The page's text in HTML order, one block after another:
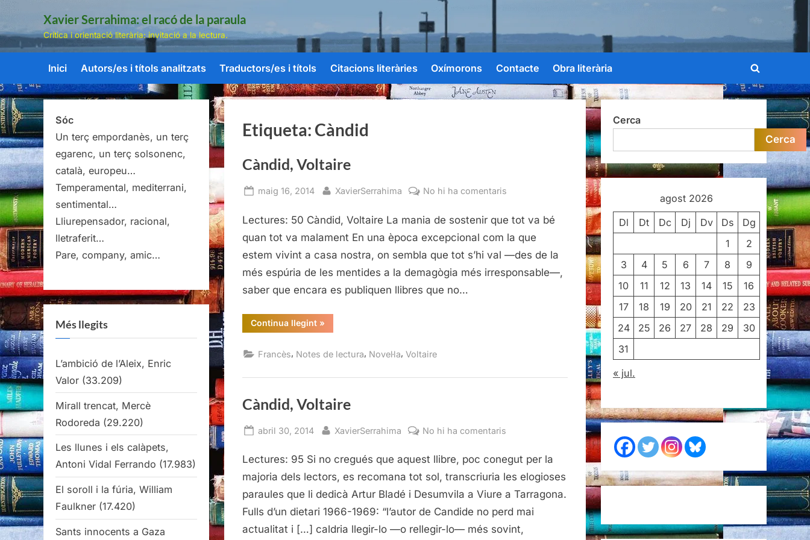
Skip
content
Xavier Serrahima: el racó de la paraula
Crítica i orientació literària: invitació a la lectura.
Inici Autors/es i títols analitzats Traductors/es i títols Citacions literàries Oxímorons Contacte Obra literària
Toggle
search
form
Etiqueta: Càndid
Càndid, Voltaire
Posted
maig 16, 2014 By
XavierSerrahima No hi ha comentaris
Voltaire
Lectures: 50 Càndid, Voltaire La mania de sostenir que tot va bé
quan tot va malament En una època excepcional com la que
estem vivint a casa nostra, on sembla que tot s’hi val —des de la
més espúria de les mentides a la demagògia més irresponsable—,
saber que encara es publiquen llibres que no…
Continua llegint“Càndid,
Voltaire”
»
Francès, Notes de lectura, Novel·la, Voltaire
Càndid, Voltaire
Posted
abril 30, 2014 By
XavierSerrahima No hi ha comentaris
Voltaire
Lectures: 95 Si no cregués que aquest llibre, poc conegut per la
majoria dels lectors, es recomana tot sol, transcriuria les elogioses
paraules que li dedicà Artur Bladé i Desumvila a Viure a Tarragona.
Fulls d’un dietari 1966-1969: “l’autor de Candide no perd mai
actualitat i […] caldria llegir-lo —o relle­gir-lo— més sovint,
Sóc
Un terç empordanès, un terç
egarenc, un terç solsonenc,
català, europeu…
Temperamental, mediterrani,
sentimental…
Lliurepensador, racional,
lletraferit…
Pare, company, amic…
Més llegits
L’ambició de l’Aleix, Enric
Valor (33.209)
Mirall trencat, Mercè
Rodoreda (29.220)
Les llunes i els calàpets,
Antoni Vidal Ferrando (17.983)
El soroll i la fúria, William
Faulkner (17.420)
Sants innocents a Gaza
Cerca
Cerca
agost 2026
Dl Dt Dc Dj Dv Ds
Dg
1
2
3
4 5 6 7 8
9
10
11 12 13 14 15
16
17
18 19 20 21 22
23
24
25 26 27 28 29
30
31
« jul.